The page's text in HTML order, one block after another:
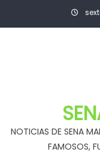
NOTICIAS DE SENA
FAMOSOS,